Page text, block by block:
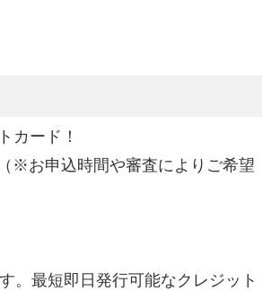
カード！
※お申込時間や審査によりご希望
。最短即日発行可能なクレジット